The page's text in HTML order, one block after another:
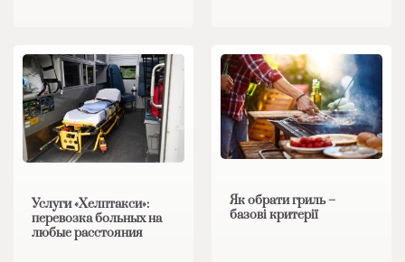
Услуги «Хелптакси»:
перевозка больных на
любые расстояния
Як обрати гриль –
базові критерії